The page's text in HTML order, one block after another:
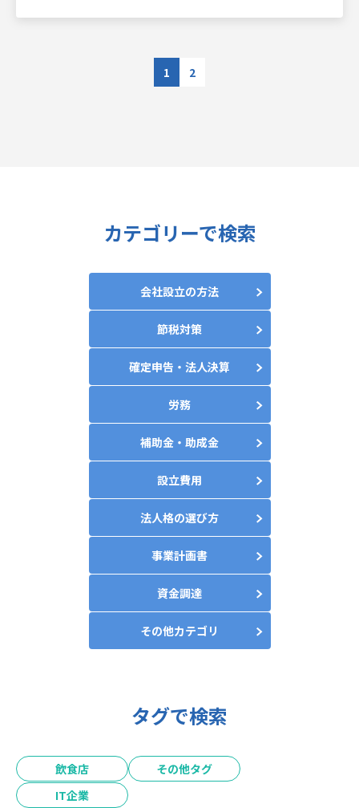
1 2
カテゴリーで検索
会社設立の方法
節税対策
確定申告・法人決算
労務
補助金・助成金
設立費用
法人格の選び方
事業計画書
資金調達
その他カテゴリ
タグで検索
飲食店
その他タグ
IT企業